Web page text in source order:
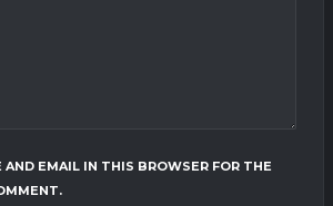
AND EMAIL IN THIS BROWSER FOR THE